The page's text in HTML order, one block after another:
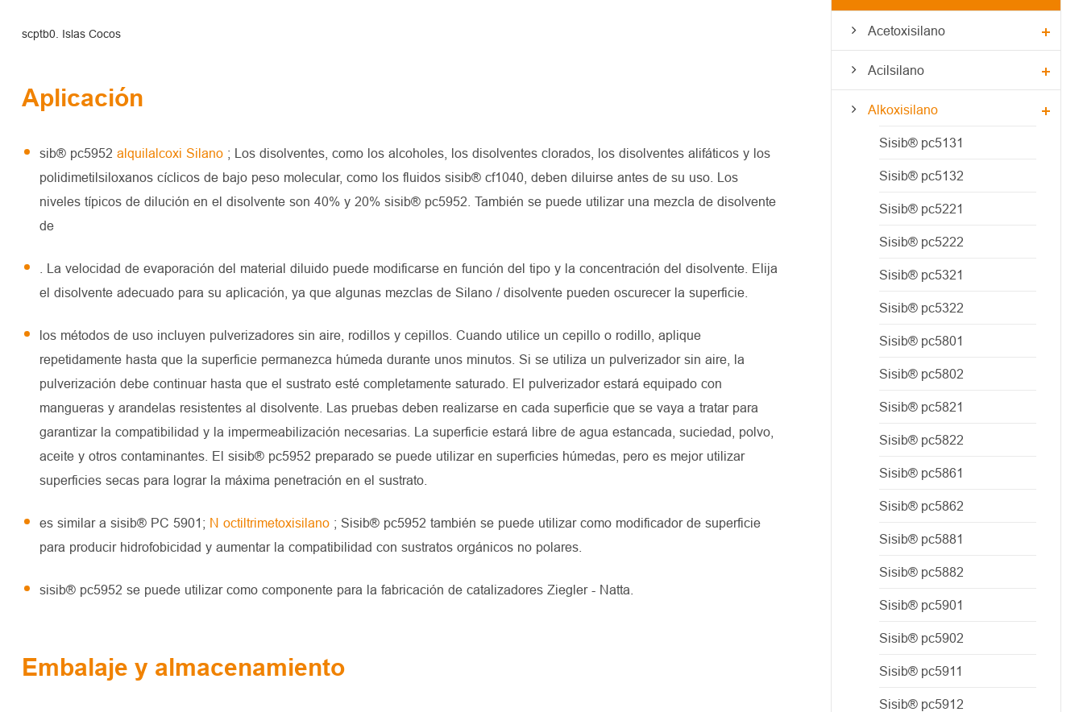
scptb0. Islas Cocos
Aplicación
sib® pc5952 alquilalcoxi Silano ; Los disolventes, como los alcoholes, los disolventes clorados, los disolventes alifáticos y los
polidimetilsiloxanos cíclicos de bajo peso molecular, como los fluidos sisib® cf1040, deben diluirse antes de su uso. Los
niveles típicos de dilución en el disolvente son 40% y 20% sisib® pc5952. También se puede utilizar una mezcla de disolvente
de
. La velocidad de evaporación del material diluido puede modificarse en función del tipo y la concentración del disolvente. Elija
el disolvente adecuado para su aplicación, ya que algunas mezclas de Silano / disolvente pueden oscurecer la superficie.
los métodos de uso incluyen pulverizadores sin aire, rodillos y cepillos. Cuando utilice un cepillo o rodillo, aplique
repetidamente hasta que la superficie permanezca húmeda durante unos minutos. Si se utiliza un pulverizador sin aire, la
pulverización debe continuar hasta que el sustrato esté completamente saturado. El pulverizador estará equipado con
mangueras y arandelas resistentes al disolvente. Las pruebas deben realizarse en cada superficie que se vaya a tratar para
garantizar la compatibilidad y la impermeabilización necesarias. La superficie estará libre de agua estancada, suciedad, polvo,
aceite y otros contaminantes. El sisib® pc5952 preparado se puede utilizar en superficies húmedas, pero es mejor utilizar
superficies secas para lograr la máxima penetración en el sustrato.
es similar a sisib® PC 5901; N octiltrimetoxisilano ; Sisib® pc5952 también se puede utilizar como modificador de superficie
para producir hidrofobicidad y aumentar la compatibilidad con sustratos orgánicos no polares.
sisib® pc5952 se puede utilizar como componente para la fabricación de catalizadores Ziegler - Natta.
Embalaje y almacenamiento
Acetoxisilano
Acilsilano
Alkoxisilano
Sisib® pc5131
Sisib® pc5132
Sisib® pc5221
Sisib® pc5222
Sisib® pc5321
Sisib® pc5322
Sisib® pc5801
Sisib® pc5802
Sisib® pc5821
Sisib® pc5822
Sisib® pc5861
Sisib® pc5862
Sisib® pc5881
Sisib® pc5882
Sisib® pc5901
Sisib® pc5902
Sisib® pc5911
Sisib® pc5912